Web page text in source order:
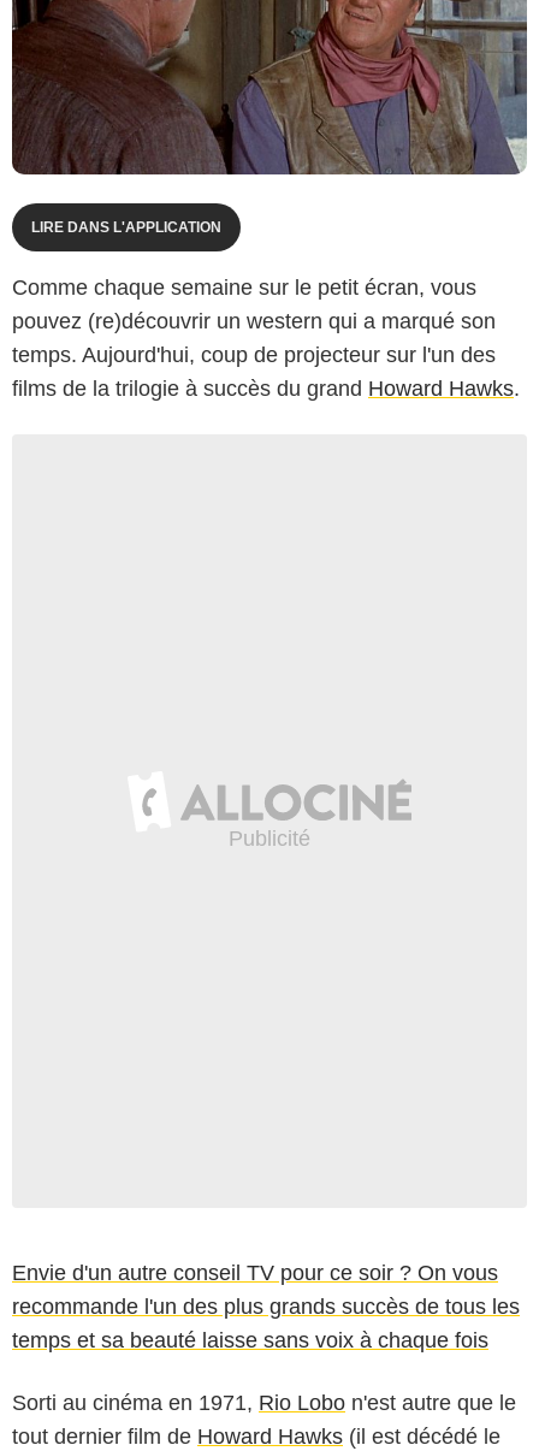
LIRE DANS L'APPLICATION
Comme chaque semaine sur le petit écran, vous
pouvez (re)découvrir un western qui a marqué son
temps. Aujourd'hui, coup de projecteur sur l'un des
films de la trilogie à succès du grand Howard Hawks.
Envie d'un autre conseil TV pour ce soir ? On vous
recommande l'un des plus grands succès de tous les
temps et sa beauté laisse sans voix à chaque fois
Sorti au cinéma en 1971, Rio Lobo n'est autre que le
tout dernier film de Howard Hawks (il est décédé le